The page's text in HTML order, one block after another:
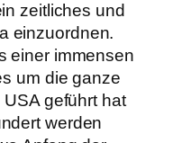
zeitliches und
einzuordnen.
einer immensen
um die ganze
geführt hat
werden